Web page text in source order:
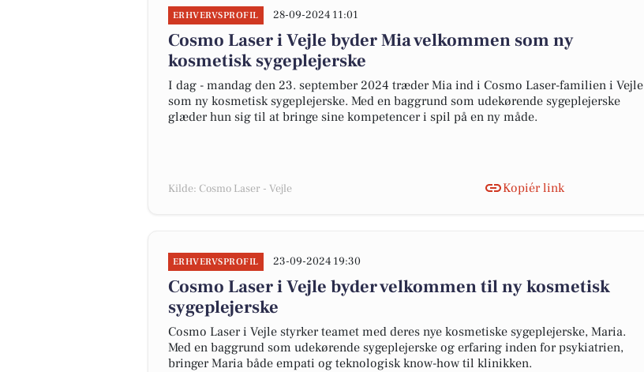
ERHVERVSPROFIL 28-09-2024 11:01
Cosmo Laser i Vejle byder Mia velkommen som ny
kosmetisk sygeplejerske
I dag - mandag den 23. september 2024 træder Mia ind i Cosmo Laser-familien i Vejle
som ny kosmetisk sygeplejerske. Med en baggrund som udekørende sygeplejerske
glæder hun sig til at bringe sine kompetencer i spil på en ny måde.
Kilde: Cosmo Laser - Vejle Kopiér link
ERHVERVSPROFIL 23-09-2024 19:30
Cosmo Laser i Vejle byder velkommen til ny kosmetisk
sygeplejerske
Cosmo Laser i Vejle styrker teamet med deres nye kosmetiske sygeplejerske, Maria.
Med en baggrund som udekørende sygeplejerske og erfaring inden for psykiatrien,
bringer Maria både empati og teknologisk know-how til klinikken.